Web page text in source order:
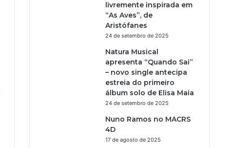
livremente inspirada em
“As Aves”, de
Aristófanes
24 de setembro de 2025
Natura Musical
apresenta “Quando Sai”
– novo single antecipa
estreia do primeiro
álbum solo de Elisa Maia
24 de setembro de 2025
Nuno Ramos no MACRS
4D
17 de agosto de 2025